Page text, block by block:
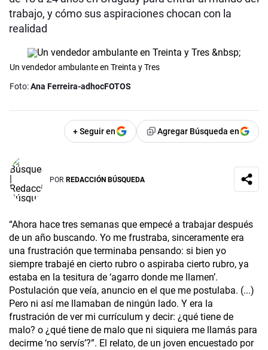
trabajo, y cómo sus aspiraciones chocan con la
realidad
Un vendedor ambulante en Treinta y Tres
Foto:Ana Ferreira-adhocFOTOS
+ Seguir en Agregar Búsqueda en
POR REDACCIÓN BÚSQUEDA
“Ahora hace tres semanas que empecé a trabajar después
de un año buscando. Yo me frustraba, sinceramente era
una frustración que terminaba pensando: si bien yo
siempre trabajé en cierto rubro o aspiraba cierto rubro, ya
estaba en la tesitura de ‘agarro donde me llamen’.
Postulación que veía, anuncio en el que me postulaba. (...)
Pero ni así me llamaban de ningún lado. Y era la
frustración de ver mi currículum y decir: ¿qué tiene de
malo? o ¿qué tiene de malo que ni siquiera me llamás para
decirme ‘no servís’?”. El relato, de un joven encuestado por